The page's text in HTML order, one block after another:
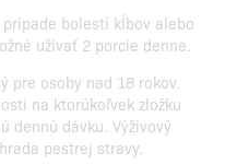
bolestí kĺbov alebo
užívať 2 porcie denne.
pre osoby nad 18 rokov.
na ktorúkoľvek zložku
dennú dávku. Výživový
pestrej stravy.